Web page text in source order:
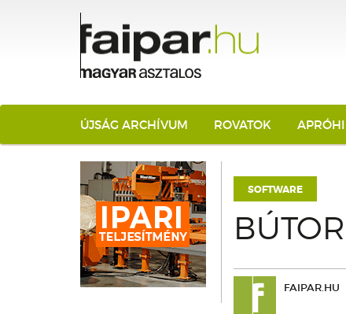
ÚJSÁG ARCHÍVUM ROVATOK
SOFTWARE
FAIPAR.HU